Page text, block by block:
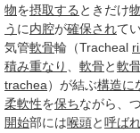
物を摂取する ときだけ
う に内腔が確保されて
気管軟骨輪（Tracheal
積み重なり 軟骨と軟
trachea）が結ぶ構造に
柔軟性を保ちながら、つ
開始部には喉頭と呼ば